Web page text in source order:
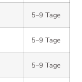
5–9 Tage
5–9 Tage
5–9 Tage